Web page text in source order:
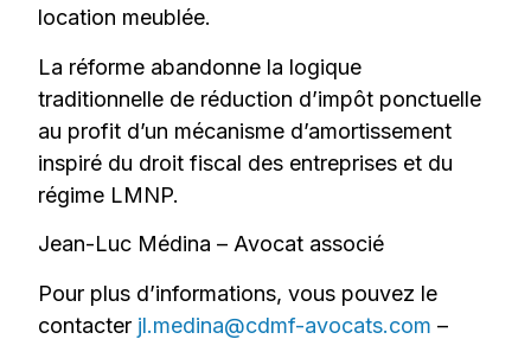
location meublée.
La réforme abandonne la logique
traditionnelle de réduction d’impôt ponctuelle
au profit d’un mécanisme d’amortissement
inspiré du droit fiscal des entreprises et du
régime LMNP.
Jean-Luc Médina – Avocat associé
Pour plus d’informations, vous pouvez le
contacter jl.medina@cdmf-avocats.com –